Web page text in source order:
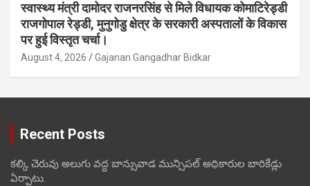
स्वास्थ्य मंत्री दामोदर राजनरसिंह से मिले विधायक कोमाटिरेड्डी
राजगोपाल रेड्डी, मुनुगोडु क्षेत्र के सरकारी अस्पतालों के विकास
पर हुई विस्तृत चर्चा।
August 4, 2026 Gajanan Gangadhar Bidkar
Recent Posts
కల్కి చెరువు అలుగు వద్ద బాన్సువాడ మున్సిపల్ అధికారుల బారికేడ్లు
ఏర్పాటు.